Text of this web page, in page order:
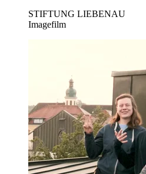
STIFTUNG LIEBENAU
Imagefilm